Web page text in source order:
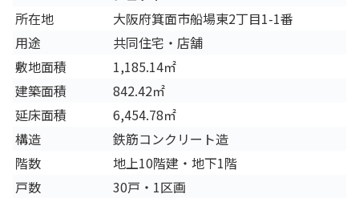
所在地
大阪府箕面市船場東2丁目1-1番
用途
共同住宅・店舗
敷地面積
1,185.14㎡
建築面積
842.42㎡
延床面積
6,454.78㎡
構造
鉄筋コンクリート造
階数
地上10階建・地下1階
戸数
30戸・1区画